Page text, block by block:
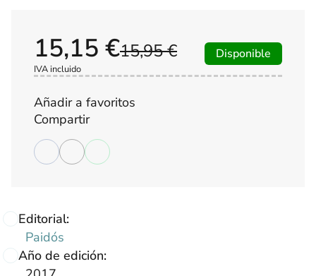
Editorial:
Paidós
Año de edición:
15,95 €
15,15 €
IVA incluido
Disponible
Añadir a favoritos
Compartir